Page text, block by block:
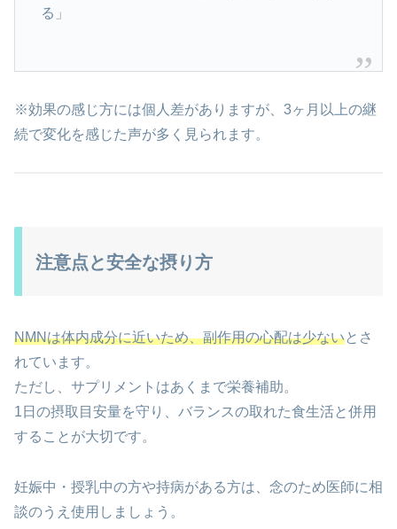
る」
※効果の感じ方には個人差がありますが、3ヶ月以上の継
続で変化を感じた声が多く見られます。
注意点と安全な摂り方
NMNは体内成分に近いため、副作用の心配は少ないとさ
れています。
ただし、サプリメントはあくまで栄養補助。
1日の摂取目安量を守り、バランスの取れた食生活と併用
することが大切です。
妊娠中・授乳中の方や持病がある方は、念のため医師に相
談のうえ使用しましょう。